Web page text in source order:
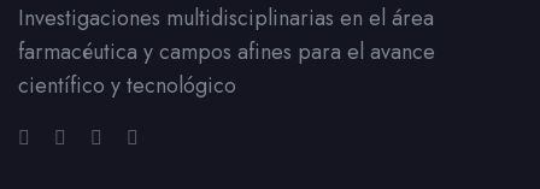
Investigaciones multidisciplinarias en el área
farmacéutica y campos afines para el avance
científico y tecnológico